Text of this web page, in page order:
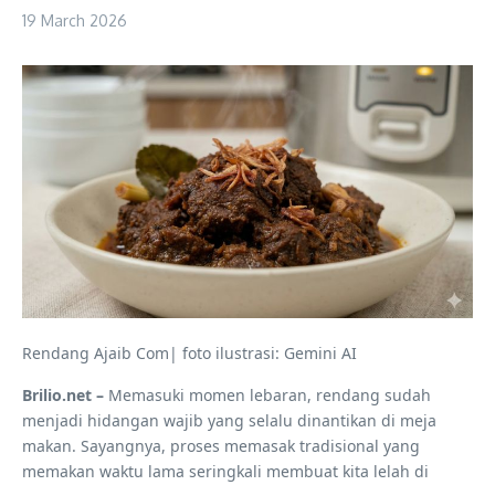
19 March 2026
Rendang Ajaib Com| foto ilustrasi: Gemini AI
Brilio.net – Memasuki momen lebaran, rendang sudah
menjadi hidangan wajib yang selalu dinantikan di meja
makan. Sayangnya, proses memasak tradisional yang
memakan waktu lama seringkali membuat kita lelah di